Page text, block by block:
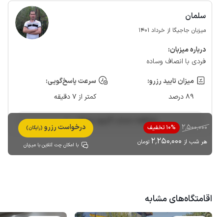
سلمان
میزبان جاجیگا از خرداد 1401
درباره‌ میزبان:
فردی با انصاف وساده
میزان تایید رزرو:
89 درصد
سرعت پاسخ‌گویی:
کمتر از 7 دقیقه
مشاهده حساب کاربری میزبان
2٬500٬000
10% تخفیف
هر شب از 2٬250٬000 تومان
درخواست رزرو (رایگان)
با امکان چت آنلاین با میزبان
اقامتگاه‌های مشابه